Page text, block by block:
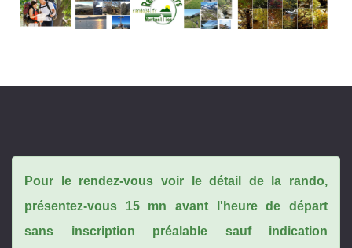
Pour le rendez-vous voir le détail de la rando,
présentez-vous 15 mn avant l'heure de départ
sans inscription préalable sauf indication